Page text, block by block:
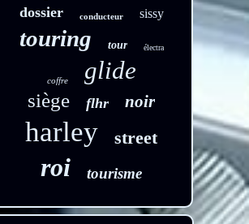
dossier conducteur sissy
touring tour électra
coffre glide
siège flhr noir
harley street
roi tourisme